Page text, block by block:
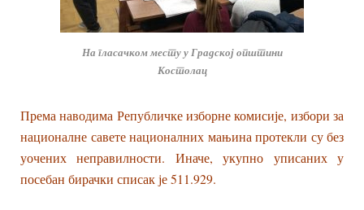
На гласачком месту у Градској општини
Костолац
Према наводима Републичке изборне комисије, избори за
националне савете националних мањина протекли су без
уочених неправилности. Иначе, укупно уписаних у
посебан бирачки списак је 511.929.